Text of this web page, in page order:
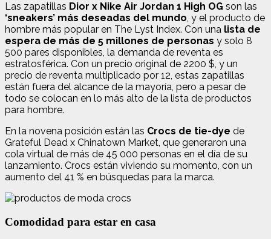
Las zapatillas Dior x Nike Air Jordan 1 High OG son las
‘sneakers’ más deseadas del mundo, y el producto de
hombre más popular en The Lyst Index. Con una lista de
espera de más de 5 millones de personas y solo 8
500 pares disponibles, la demanda de reventa es
estratosférica. Con un precio original de 2200 $, y un
precio de reventa multiplicado por 12, estas zapatillas
están fuera del alcance de la mayoría, pero a pesar de
todo se colocan en lo más alto de la lista de productos
para hombre.
En la novena posición están las Crocs de tie-dye de
Grateful Dead x Chinatown Market, que generaron una
cola virtual de más de 45 000 personas en el día de su
lanzamiento. Crocs están viviendo su momento, con un
aumento del 41 % en búsquedas para la marca.
Comodidad para estar en casa